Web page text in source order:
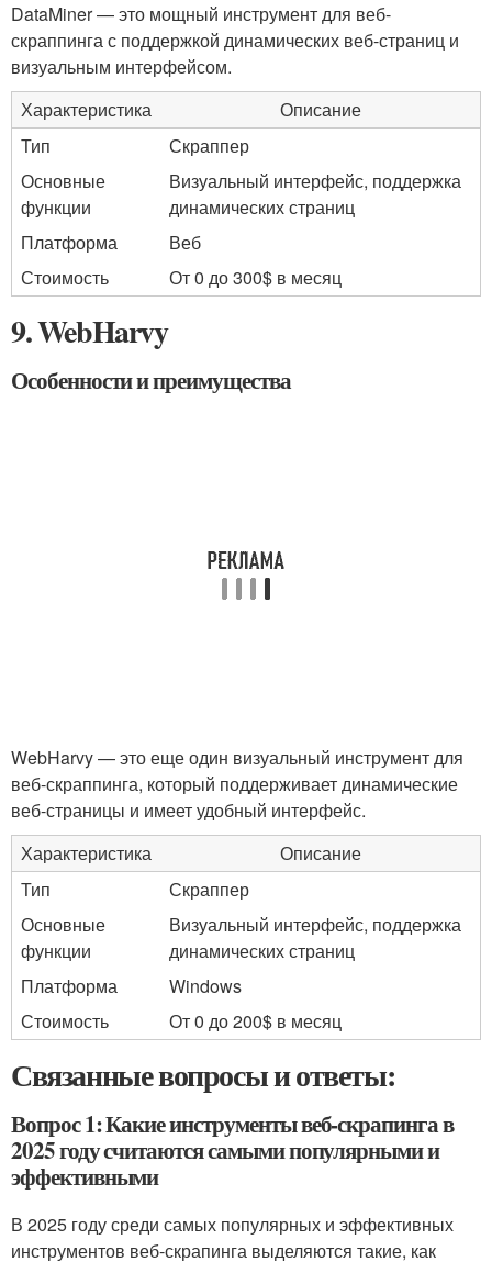
DataMiner — это мощный инструмент для веб-
скраппинга с поддержкой динамических веб-страниц и
визуальным интерфейсом.
Характеристика
Описание
Тип
Скраппер
Основные
функции
Визуальный интерфейс, поддержка
динамических страниц
Платформа
Веб
Стоимость
От 0 до 300$ в месяц
9. WebHarvy
Особенности и преимущества
WebHarvy — это еще один визуальный инструмент для
веб-скраппинга, который поддерживает динамические
веб-страницы и имеет удобный интерфейс.
Характеристика
Описание
Тип
Скраппер
Основные
функции
Визуальный интерфейс, поддержка
динамических страниц
Платформа
Windows
Стоимость
От 0 до 200$ в месяц
Связанные вопросы и ответы:
Вопрос 1: Какие инструменты веб-скрапинга в
2025 году считаются самыми популярными и
эффективными
В 2025 году среди самых популярных и эффективных
инструментов веб-скрапинга выделяются такие, как